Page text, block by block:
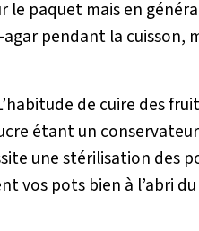
le paquet mais en
agar pendant la cuisson,
de cuire des
étant un
une stérilisation des
vos pots bien à l’abri